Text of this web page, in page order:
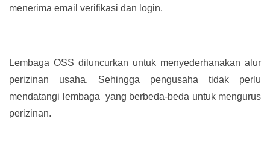
menerima email verifikasi dan login.
Lembaga OSS diluncurkan untuk menyederhanakan alur
perizinan usaha. Sehingga pengusaha tidak perlu
mendatangi lembaga yang berbeda-beda untuk mengurus
perizinan.